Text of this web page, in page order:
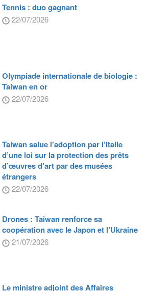
Tennis : duo gagnant
22/07/2026
Olympiade internationale de biologie :
Taiwan en or
22/07/2026
Taiwan salue l’adoption par l’Italie
d’une loi sur la protection des prêts
d’œuvres d’art par des musées
étrangers
22/07/2026
Drones : Taiwan renforce sa
coopération avec le Japon et l’Ukraine
21/07/2026
Le ministre adjoint des Affaires